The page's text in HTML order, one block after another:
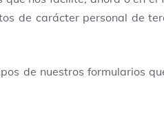
de carácter personal de
de nuestros formularios